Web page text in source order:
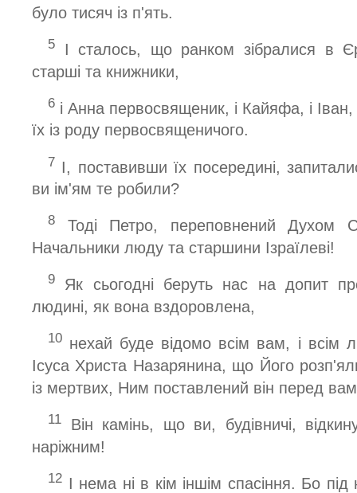
було тисяч із п'ять.
5 І сталось, що ранком зібралися в
старші та книжники,
6 і Анна первосвященик, і Кайяфа, і Іван,
їх із роду первосвященичого.
7 І, поставивши їх посередині,
ви ім'ям те робили?
8 Тоді Петро, переповнений Духом
Начальники люду та старшини Ізраїлеві!
9 Як сьогодні беруть нас на допит
людині, як вона вздоровлена,
10 нехай буде відомо всім вам, і всім
Ісуса Христа Назарянина, що Його
із мертвих, Ним поставлений він перед
11 Він камінь, що ви, будівничі,
наріжним!
12 І нема ні в кім іншім спасіння. Бо